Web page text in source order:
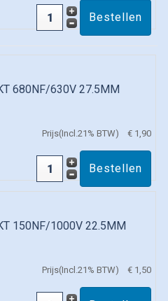
680NF/630V 27.5MM
Prijs(Incl.21% BTW) € 1,90
150NF/1000V 22.5MM
Prijs(Incl.21% BTW) € 1,50